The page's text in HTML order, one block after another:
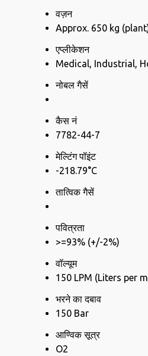
वज़न
Approx. 650 kg
एप्लीकेशन
Medical, Industrial,
नोबल गैसें
कैस नं
7782-44-7
मेल्टिंग पॉइंट
-218.79°C
तात्विक गैसें
पवित्रता
>=93% (+/-2%)
वॉल्यूम
150 LPM (Liters per
भरने का दबाव
150 Bar
आण्विक सूत्र
O2